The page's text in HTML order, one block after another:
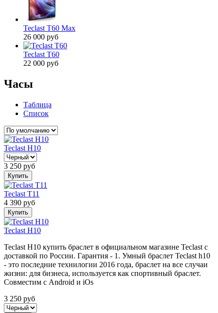
Teclast T60 Max
26 000 руб
Teclast T60
22 000 руб
Часы
Таблица
Список
Teclast H10
3 250 руб
Купить
Teclast T11
4 390 руб
Купить
Teclast H10
Teclast H10 купить браслет в официальном магазине Teclast с
доставкой по России. Гарантия - 1. Умный браслет Teclast h10
- это последние технилогии 2016 года, браслет на все случаи
жизни: для бизнеса, используется как спортивный браслет.
Совместим с Android и iOs
3 250 руб